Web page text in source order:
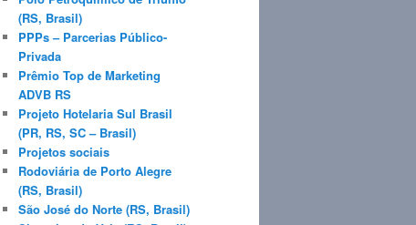
(RS, Brasil)
PPPs – Parcerias Público-
Privada
Prêmio Top de Marketing
ADVB RS
Projeto Hotelaria Sul Brasil
(PR, RS, SC – Brasil)
Projetos sociais
Rodoviária de Porto Alegre
(RS, Brasil)
São José do Norte (RS, Brasil)